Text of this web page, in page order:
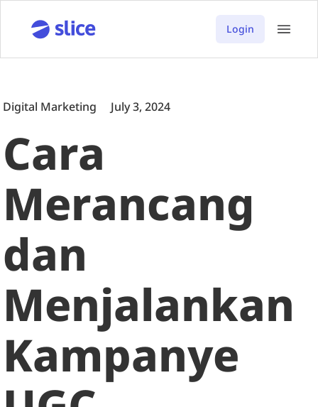
Login
Digital Marketing July 3, 2024
Cara
Merancang
dan
Menjalankan
Kampanye